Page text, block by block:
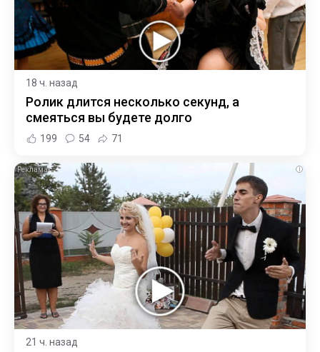
18 ч. назад
Ролик длится несколько секунд, а
смеяться вы будете долго
199 54 71
i
21 ч. назад